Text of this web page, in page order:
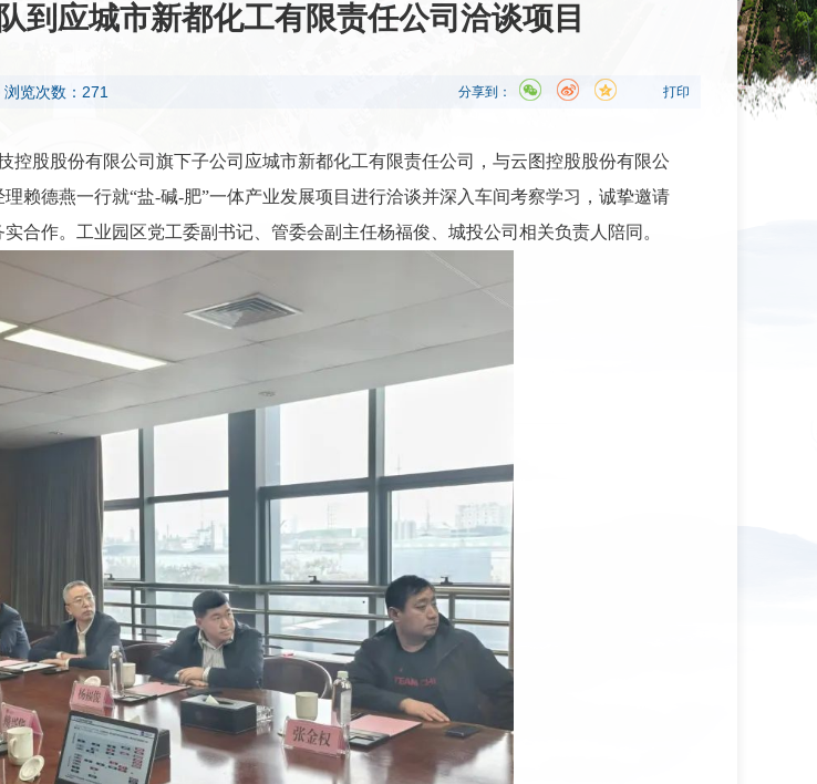
到应城市新都化工有限责任公司洽谈项目
浏览次数：271 打印
分享到：
控股股份有限公司旗下子公司应城市新都化工有限责任公司，与云图控股股份有限公
赖德燕一行就“盐-碱-肥”一体产业发展项目进行洽谈并深入车间考察学习，诚挚邀请
合作。工业园区党工委副书记、管委会副主任杨福俊、城投公司相关负责人陪同。